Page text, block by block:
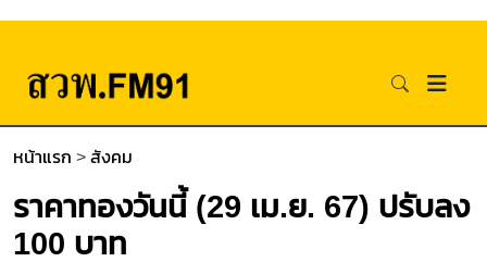
หน้าแรก > สังคม
ราคาทองวันนี้ (29 เม.ย. 67) ปรับลง
100 บาท